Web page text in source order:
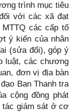
trình mục tiêu
với các xã đạt
các cấp tổ
ý kiến của nhân
(sửa đổi), góp ý
luật, các chương
đơn vị địa bàn
Ban Thanh tra
cộng đồng phát
tác giám sát ở cơ